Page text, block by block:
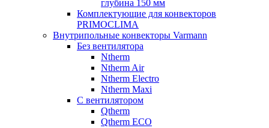
глубина 150 мм
Комплектующие для конвекторов
PRIMOCLIMA
Внутрипольные конвекторы Varmann
Без вентилятора
Ntherm
Ntherm Air
Ntherm Electro
Ntherm Maxi
С вентилятором
Qtherm
Qtherm ECO